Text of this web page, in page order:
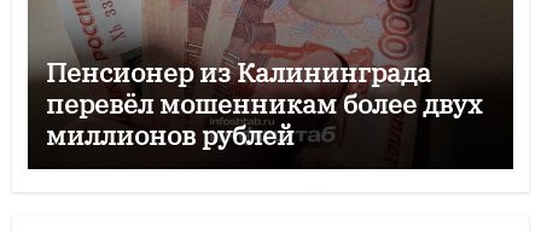
Пенсионер из Калининграда
перевёл мошенникам более двух
миллионов рублей